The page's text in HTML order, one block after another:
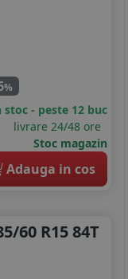
%
stoc - peste 12 buc
livrare 24/48 ore
Stoc magazin
Adauga in cos
60 R15 84T